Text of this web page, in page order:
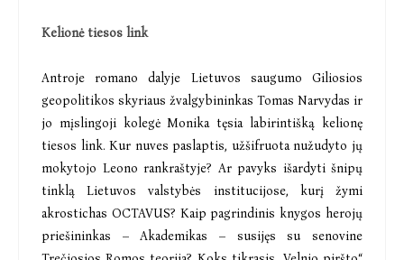
Kelionė tiesos link
Antroje romano dalyje Lietuvos saugumo Giliosios
geopolitikos skyriaus žvalgybininkas Tomas Narvydas ir
jo mįslingoji kolegė Monika tęsia labirintišką kelionę
tiesos link. Kur nuves paslaptis, užšifruota nužudyto jų
mokytojo Leono rankraštyje? Ar pavyks išardyti šnipų
tinklą Lietuvos valstybės institucijose, kurį žymi
akrostichas OCTAVUS? Kaip pagrindinis knygos herojų
priešininkas – Akademikas – susijęs su senovine